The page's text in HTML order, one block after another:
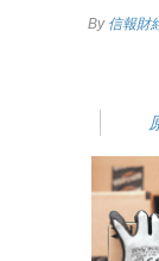
By 信報財